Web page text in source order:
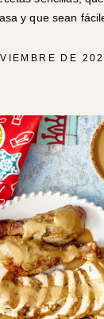
y que sean
DE